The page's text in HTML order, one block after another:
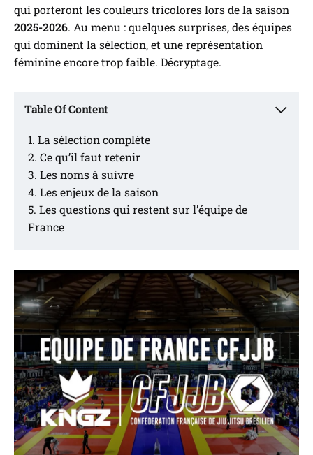
qui porteront les couleurs tricolores lors de la saison
2025-2026. Au menu : quelques surprises, des équipes
qui dominent la sélection, et une représentation
féminine encore trop faible. Décryptage.
Table Of Content
La sélection complète
Ce qu’il faut retenir
Les noms à suivre
Les enjeux de la saison
Les questions qui restent sur l’équipe de
France